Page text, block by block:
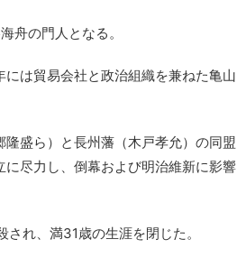
舟の門人となる。
は貿易会社と政治組織を兼ねた亀山
盛ら）と長州藩（木戸孝允）の同盟
尽力し、倒幕および明治維新に影響
れ、満31歳の生涯を閉じた。